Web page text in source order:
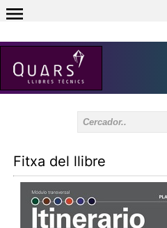
Inici sessió 0
Fitxa del llibre